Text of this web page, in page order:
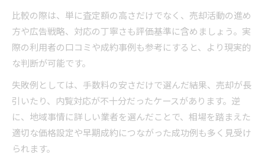
比較の際は、単に査定額の高さだけでなく、売却活動の進め
方や広告戦略、対応の丁寧さも評価基準に含めましょう。実
際の利用者の口コミや成約事例も参考にすると、より現実的
な判断が可能です。
失敗例としては、手数料の安さだけで選んだ結果、売却が長
引いたり、内覧対応が不十分だったケースがあります。逆
に、地域事情に詳しい業者を選んだことで、相場を踏まえた
適切な価格設定や早期成約につながった成功例も多く見受け
られます。